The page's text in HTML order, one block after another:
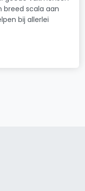
breed scala aan
bij allerlei